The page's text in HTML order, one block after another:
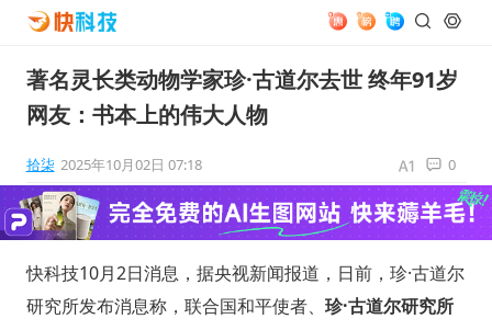
著名灵长类动物学家珍·古道尔去世 终年91岁
网友：书本上的伟大人物
拾柒 2025年10月02日 07:18 0
快科技10月2日消息，据央视新闻报道，日前，珍·古道尔
研究所发布消息称，联合国和平使者、 珍·古道尔研究所